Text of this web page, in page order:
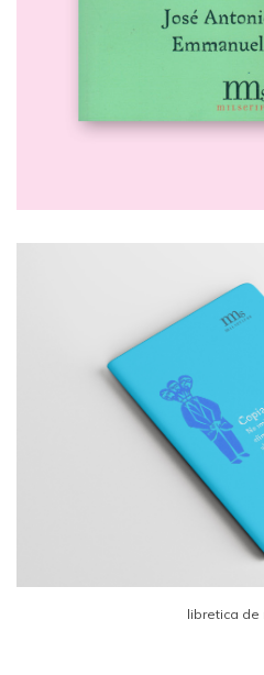
libretica de